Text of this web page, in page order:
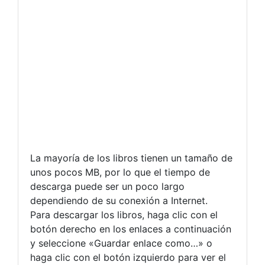
La mayoría de los libros tienen un tamaño de
unos pocos MB, por lo que el tiempo de
descarga puede ser un poco largo
dependiendo de su conexión a Internet.
Para descargar los libros, haga clic con el
botón derecho en los enlaces a continuación
y seleccione «Guardar enlace como…» o
haga clic con el botón izquierdo para ver el